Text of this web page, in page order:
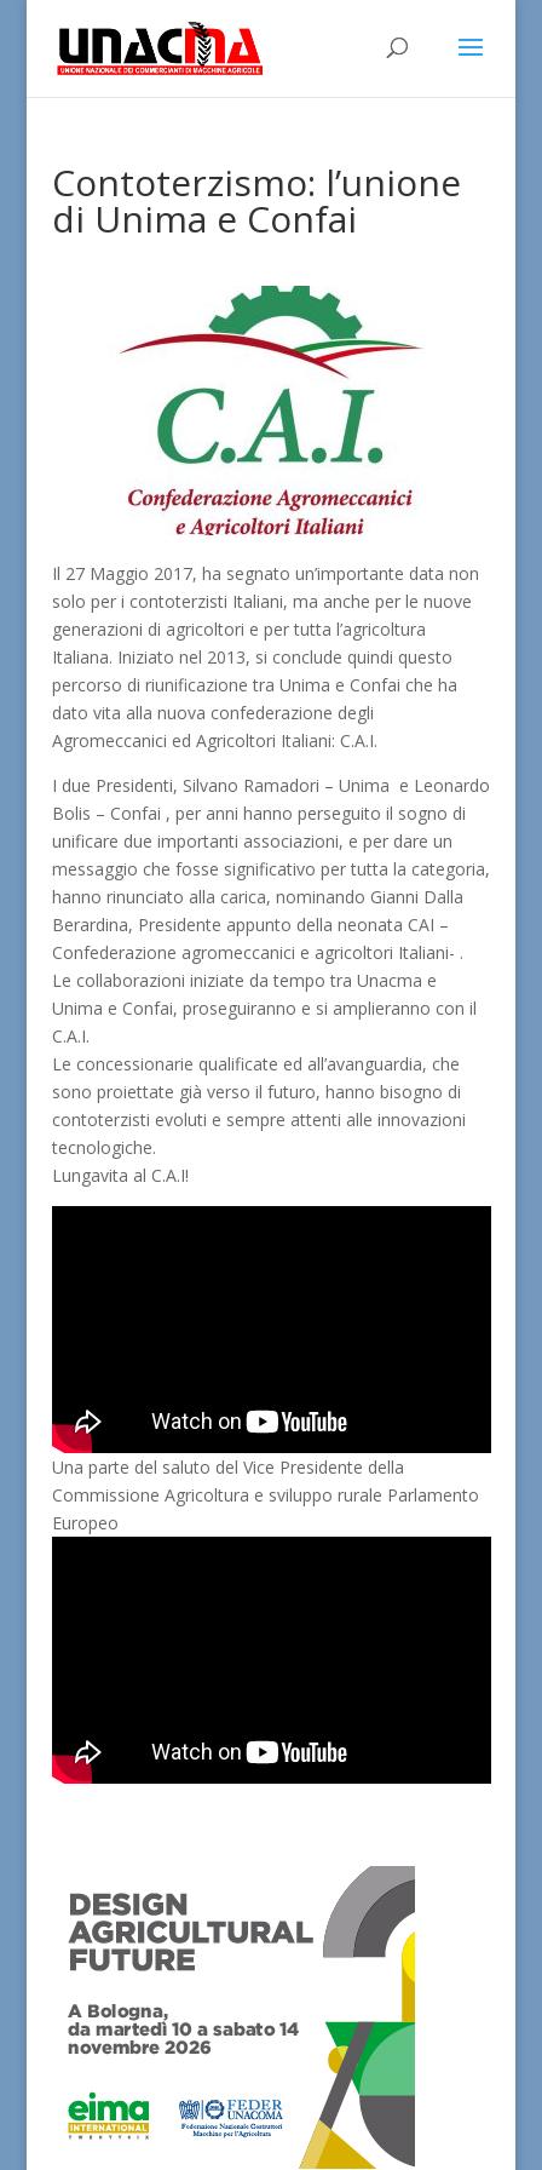
Contoterzismo: l’unione
di Unima e Confai
Il 27 Maggio 2017, ha segnato un’importante data non
solo per i contoterzisti Italiani, ma anche per le nuove
generazioni di agricoltori e per tutta l’agricoltura
Italiana. Iniziato nel 2013, si conclude quindi questo
percorso di riunificazione tra Unima e Confai che ha
dato vita alla nuova confederazione degli
Agromeccanici ed Agricoltori Italiani: C.A.I.
I due Presidenti, Silvano Ramadori – Unima e Leonardo
Bolis – Confai , per anni hanno perseguito il sogno di
unificare due importanti associazioni, e per dare un
messaggio che fosse significativo per tutta la categoria,
hanno rinunciato alla carica, nominando Gianni Dalla
Berardina, Presidente appunto della neonata CAI –
Confederazione agromeccanici e agricoltori Italiani- .
Le collaborazioni iniziate da tempo tra Unacma e
Unima e Confai, proseguiranno e si amplieranno con il
C.A.I.
Le concessionarie qualificate ed all’avanguardia, che
sono proiettate già verso il futuro, hanno bisogno di
contoterzisti evoluti e sempre attenti alle innovazioni
tecnologiche.
Lungavita al C.A.I!
Una parte del saluto del Vice Presidente della
Commissione Agricoltura e sviluppo rurale Parlamento
Europeo